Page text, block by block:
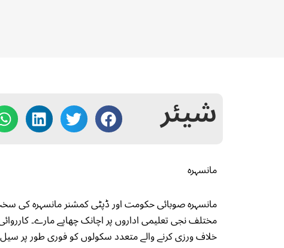
شیئر
مانسہرہ
مانسہرہ صوبائی حکومت اور ڈپٹی کمشنر مانسہرہ
مختلف نجی تعلیمی اداروں پر اچانک چھاپے مارے۔
خلاف ورزی کرنے والے متعدد سکولوں کو فوری طور پر سیل